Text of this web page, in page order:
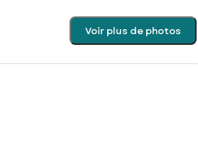
Voir plus de photos